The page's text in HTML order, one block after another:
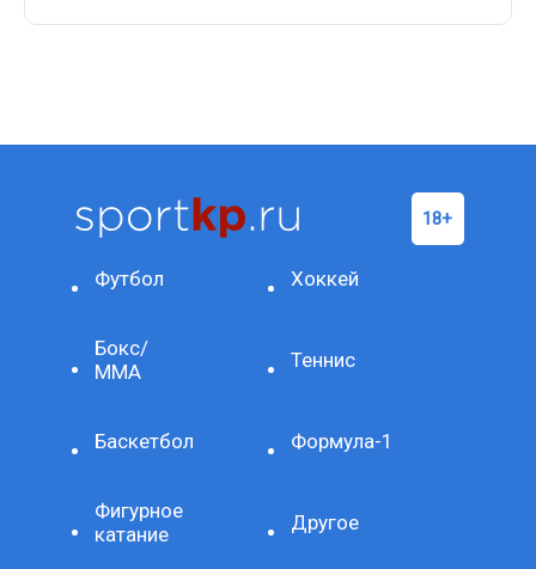
Футбол Хоккей
Бокс/
ММА
Теннис
Баскетбол Формула-1
Фигурное
катание
Другое